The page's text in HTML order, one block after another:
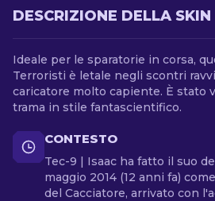
DESCRIZIONE DELLA SKIN
Ideale per le sparatorie in corsa,
Terroristi è letale negli scontri
caricatore molto capiente. È stato
trama in stile fantascientifico.
CONTESTO
Tec-9 | Isaac ha fatto il suo
maggio 2014 (12 anni fa)
del Cacciatore, arrivato con